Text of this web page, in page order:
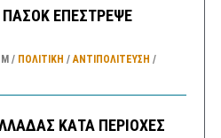
ΕΠΕΣΤΡΕΨΕ
ΠΟΛΙΤΙΚΗ / ΑΝΤΙΠΟΛΊΤΕΥΣΗ /
ΚΑΤΑ ΠΕΡΙΟΧΕΣ